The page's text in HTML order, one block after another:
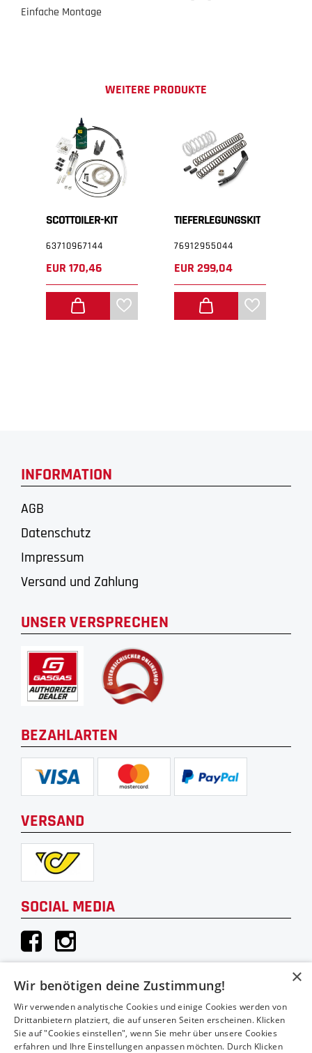
Einfache Montage
WEITERE PRODUKTE
SCOTTOILER-KIT
63710967144
EUR 170,46
TIEFERLEGUNGSKIT
76912955044
EUR 299,04
INFORMATION
AGB
Datenschutz
Impressum
Versand und Zahlung
UNSER VERSPRECHEN
BEZAHLARTEN
VERSAND
SOCIAL MEDIA
KONTAKT
Hauthaler Vertriebs GmbH
×
Wir benötigen deine Zustimmung!
Wir verwenden analytische Cookies und einige Cookies werden von
Drittanbietern platziert, die auf unseren Seiten erscheinen. Klicken
Sie auf "Cookies einstellen", wenn Sie mehr über unsere Cookies
erfahren und Ihre Einstellungen anpassen möchten. Durch Klicken